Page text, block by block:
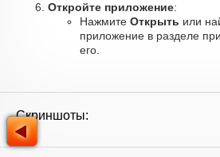
Откройте приложение:
Нажмите Открыть или
приложение в разделе
его.
Скриншоты: